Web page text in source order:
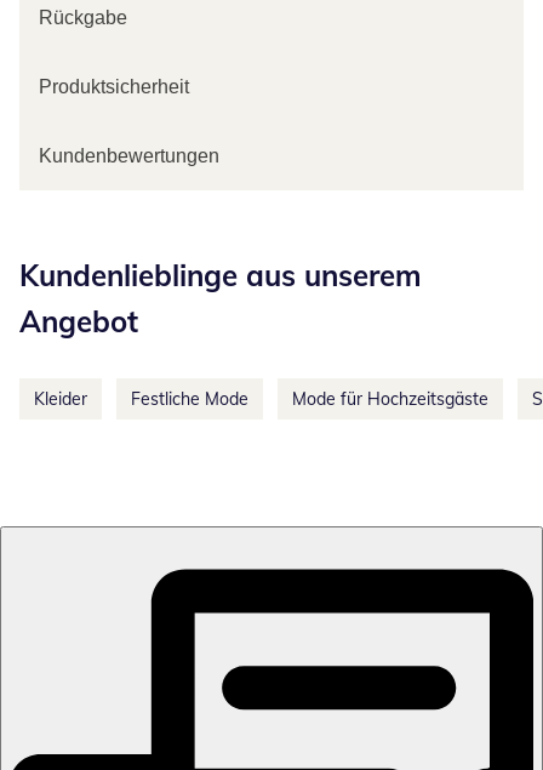
Rückgabe
Produktsicherheit
Kundenbewertungen
Kundenlieblinge aus unserem
Angebot
Kleider Festliche Mode Mode für Hochzeitsgäste